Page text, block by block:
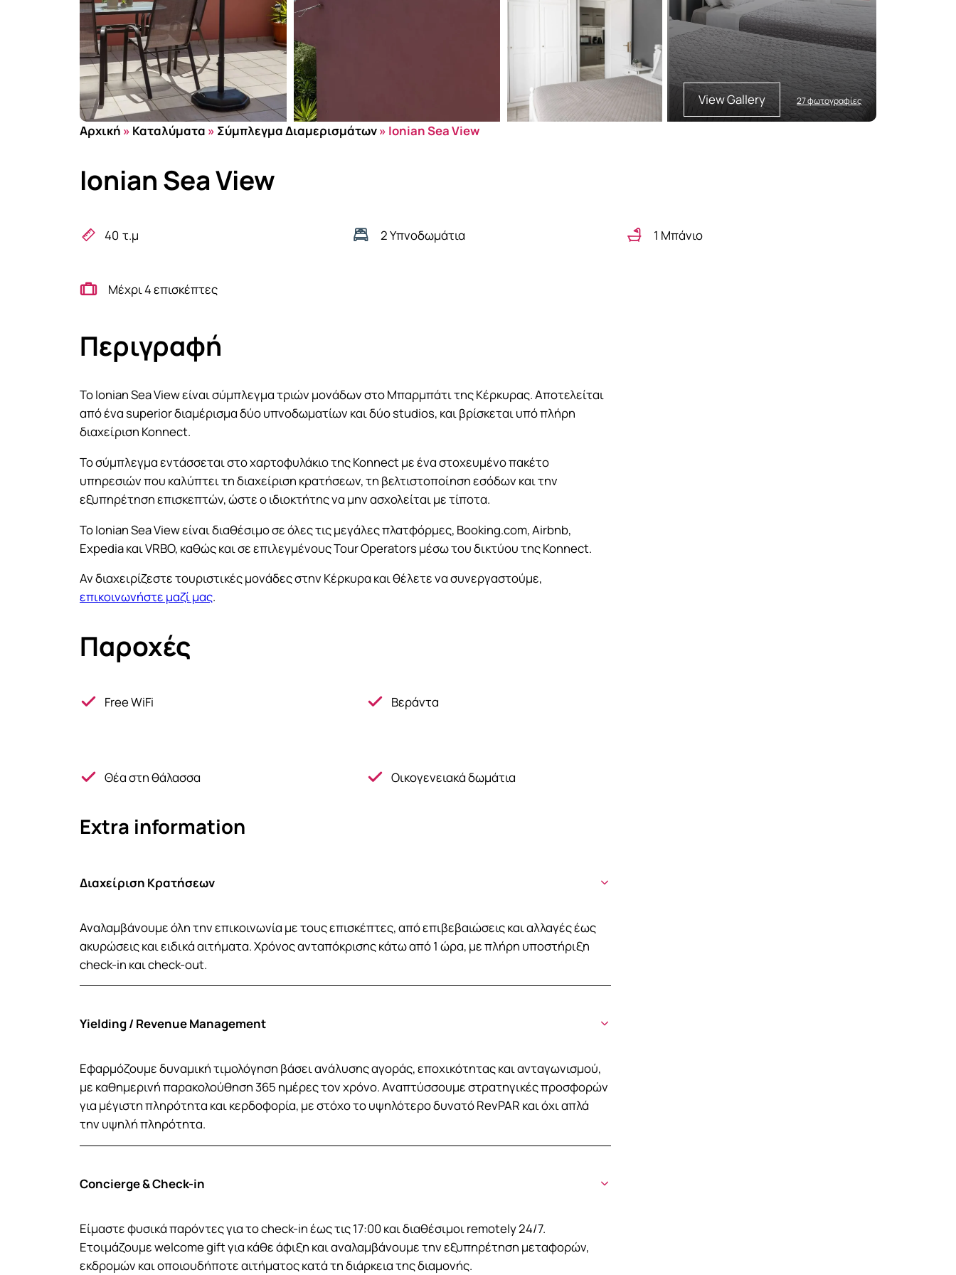
View Gallery 27 φωτογραφίες
Αρχική » Καταλύματα » Σύμπλεγμα Διαμερισμάτων» Ionian Sea View
Ionian Sea View
40 τ.μ 2 Υπνοδωμάτια 1 Μπάνιο
Μέχρι 4 επισκέπτες
Περιγραφή
Το Ionian Sea View είναι σύμπλεγμα τριών μονάδων στο Μπαρμπάτι της Κέρκυρας. Αποτελείται
από ένα superior διαμέρισμα δύο υπνοδωματίων και δύο studios, και βρίσκεται υπό πλήρη
διαχείριση Konnect.
Το σύμπλεγμα εντάσσεται στο χαρτοφυλάκιο της Konnect με ένα στοχευμένο πακέτο
υπηρεσιών που καλύπτει τη διαχείριση κρατήσεων, τη βελτιστοποίηση εσόδων και την
εξυπηρέτηση επισκεπτών, ώστε ο ιδιοκτήτης να μην ασχολείται με τίποτα.
Το Ionian Sea View είναι διαθέσιμο σε όλες τις μεγάλες πλατφόρμες, Booking.com, Airbnb,
Expedia και VRBO, καθώς και σε επιλεγμένους Tour Operators μέσω του δικτύου της Konnect.
Αν διαχειρίζεστε τουριστικές μονάδες στην Κέρκυρα και θέλετε να συνεργαστούμε,
επικοινωνήστε μαζί μας.
Παροχές
Free WiFi Βεράντα
Θέα στη θάλασσα Οικογενειακά δωμάτια
Extra information
Διαχείριση Κρατήσεων
Αναλαμβάνουμε όλη την επικοινωνία με τους επισκέπτες, από επιβεβαιώσεις και αλλαγές έως
ακυρώσεις και ειδικά αιτήματα. Χρόνος ανταπόκρισης κάτω από 1 ώρα, με πλήρη υποστήριξη
check-in και check-out.
Yielding / Revenue Management
Εφαρμόζουμε δυναμική τιμολόγηση βάσει ανάλυσης αγοράς, εποχικότητας και ανταγωνισμού,
με καθημερινή παρακολούθηση 365 ημέρες τον χρόνο. Αναπτύσσουμε στρατηγικές προσφορών
για μέγιστη πληρότητα και κερδοφορία, με στόχο το υψηλότερο δυνατό RevPAR και όχι απλά
την υψηλή πληρότητα.
Concierge & Check-in
Είμαστε φυσικά παρόντες για το check-in έως τις 17:00 και διαθέσιμοι remotely 24/7.
Ετοιμάζουμε welcome gift για κάθε άφιξη και αναλαμβάνουμε την εξυπηρέτηση μεταφορών,
εκδρομών και οποιουδήποτε αιτήματος κατά τη διάρκεια της διαμονής.